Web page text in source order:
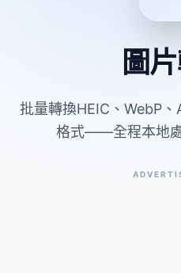
圖
批量轉換HEIC、WebP
格式——全程本地處